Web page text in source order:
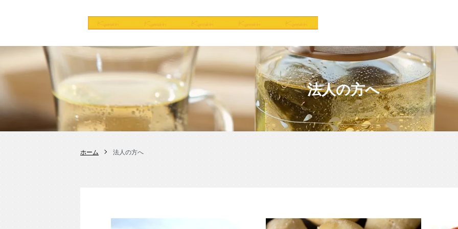
法人の方へ
ホーム 法人の方へ